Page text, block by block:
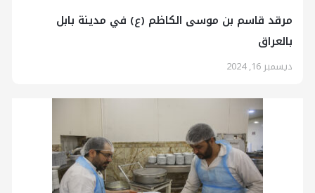
مرقد قاسم بن موسى الكاظم (ع) في مدينة بابل
بالعراق
ديسمبر 16, 2024